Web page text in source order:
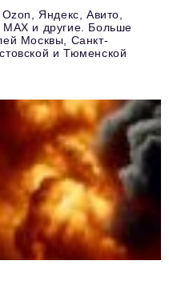
Яндекс, Авито,
и другие. Больше
Москвы, Санкт-
и Тюменской